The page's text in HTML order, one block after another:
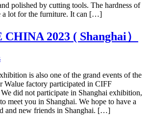
polished by cutting tools. The hardness of
a lot for the furniture. It can […]
2023 ( Shanghai）
is also one of the grand events of the
Walue factory participated in CIFF
did not participate in Shanghai exhibition,
meet you in Shanghai. We hope to have a
and new friends in Shanghai. […]